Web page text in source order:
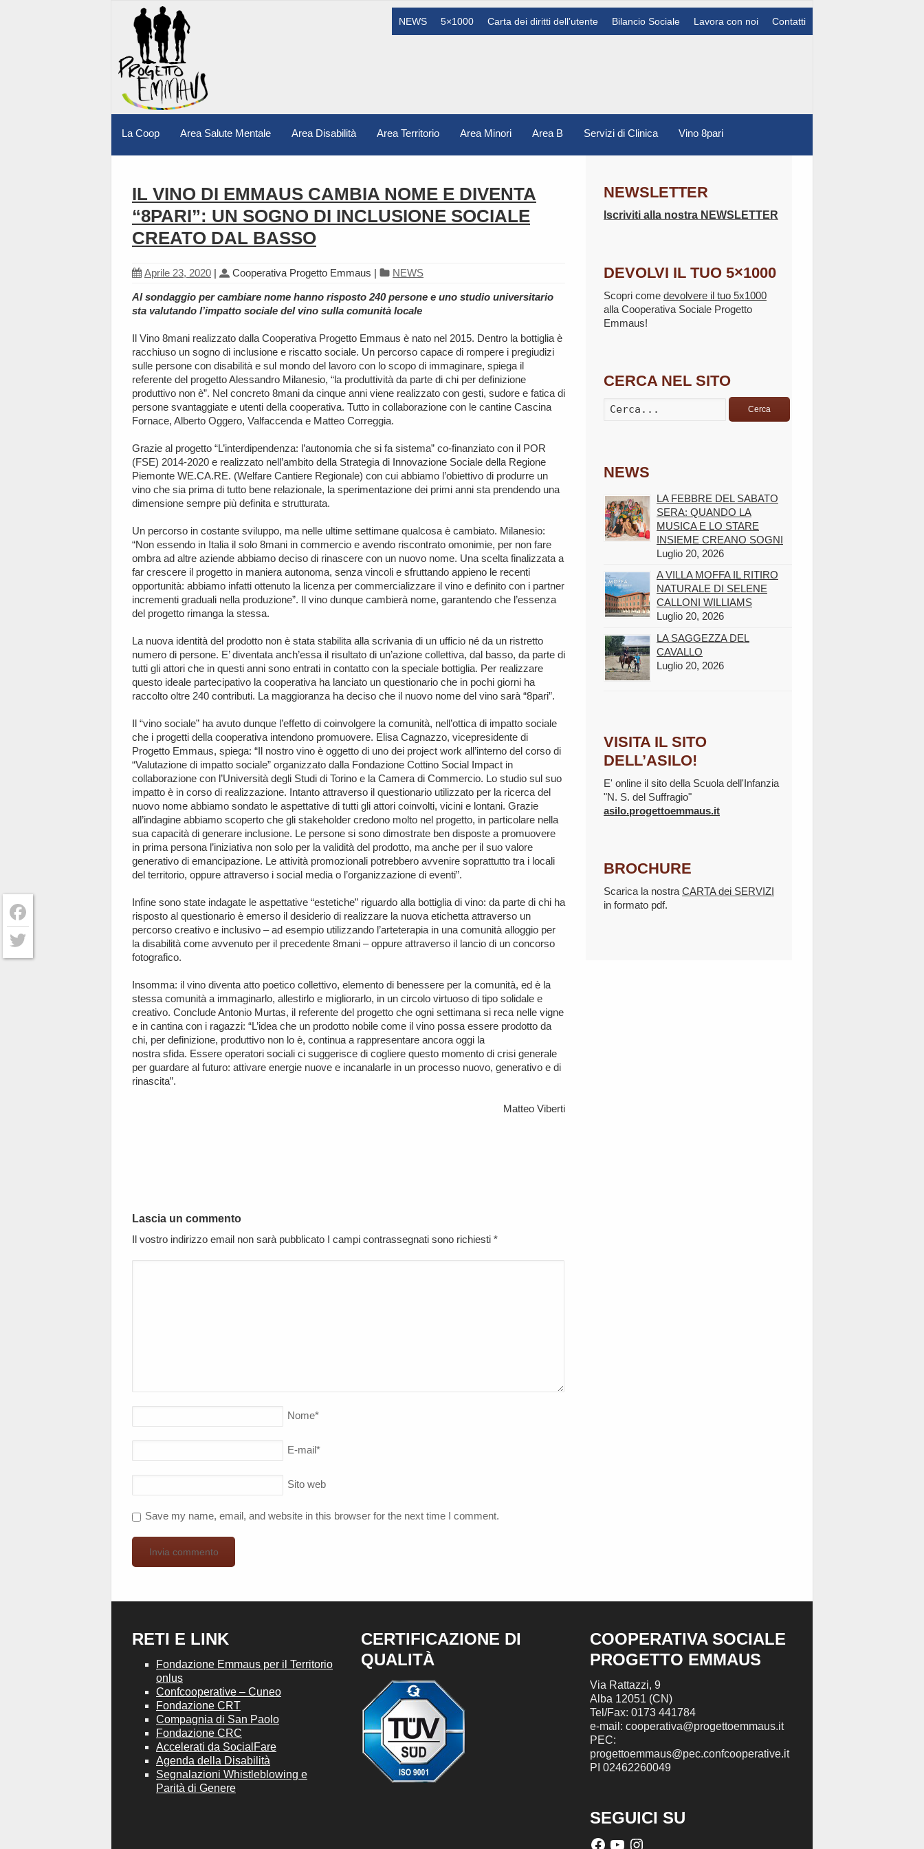
Contatti
Lavora con noi
Bilancio Sociale
Carta dei diritti dell’utente
5×1000
NEWS
La Coop Area Salute Mentale Area Disabilità Area Territorio Area Minori Area B Servizi di Clinica Vino 8pari
IL VINO DI EMMAUS CAMBIA NOME E DIVENTA
“8PARI”: UN SOGNO DI INCLUSIONE SOCIALE
CREATO DAL BASSO
Aprile 23, 2020 | Cooperativa Progetto Emmaus | NEWS
Al sondaggio per cambiare nome hanno risposto 240 persone e uno studio universitario
sta valutando l’impatto sociale del vino sulla comunità locale
Il Vino 8mani realizzato dalla Cooperativa Progetto Emmaus è nato nel 2015. Dentro la bottiglia è
racchiuso un sogno di inclusione e riscatto sociale. Un percorso capace di rompere i pregiudizi
sulle persone con disabilità e sul mondo del lavoro con lo scopo di immaginare, spiega il
referente del progetto Alessandro Milanesio, “la produttività da parte di chi per definizione
produttivo non è”. Nel concreto 8mani da cinque anni viene realizzato con gesti, sudore e fatica di
persone svantaggiate e utenti della cooperativa. Tutto in collaborazione con le cantine Cascina
Fornace, Alberto Oggero, Valfaccenda e Matteo Correggia.
Grazie al progetto “L’interdipendenza: l’autonomia che si fa sistema” co-finanziato con il POR
(FSE) 2014-2020 e realizzato nell’ambito della Strategia di Innovazione Sociale della Regione
Piemonte WE.CA.RE. (Welfare Cantiere Regionale) con cui abbiamo l’obiettivo di produrre un
vino che sia prima di tutto bene relazionale, la sperimentazione dei primi anni sta prendendo una
dimensione sempre più definita e strutturata.
Un percorso in costante sviluppo, ma nelle ultime settimane qualcosa è cambiato. Milanesio:
“Non essendo in Italia il solo 8mani in commercio e avendo riscontrato omonimie, per non fare
ombra ad altre aziende abbiamo deciso di rinascere con un nuovo nome. Una scelta finalizzata a
far crescere il progetto in maniera autonoma, senza vincoli e sfruttando appieno le recenti
opportunità: abbiamo infatti ottenuto la licenza per commercializzare il vino e definito con i partner
incrementi graduali nella produzione”. Il vino dunque cambierà nome, garantendo che l’essenza
del progetto rimanga la stessa.
La nuova identità del prodotto non è stata stabilita alla scrivania di un ufficio né da un ristretto
numero di persone. E’ diventata anch’essa il risultato di un’azione collettiva, dal basso, da parte di
tutti gli attori che in questi anni sono entrati in contatto con la speciale bottiglia. Per realizzare
questo ideale partecipativo la cooperativa ha lanciato un questionario che in pochi giorni ha
raccolto oltre 240 contributi. La maggioranza ha deciso che il nuovo nome del vino sarà “8pari”.
Il “vino sociale” ha avuto dunque l’effetto di coinvolgere la comunità, nell’ottica di impatto sociale
che i progetti della cooperativa intendono promuovere. Elisa Cagnazzo, vicepresidente di
Progetto Emmaus, spiega: “Il nostro vino è oggetto di uno dei project work all’interno del corso di
“Valutazione di impatto sociale” organizzato dalla Fondazione Cottino Social Impact in
collaborazione con l’Università degli Studi di Torino e la Camera di Commercio. Lo studio sul suo
impatto è in corso di realizzazione. Intanto attraverso il questionario utilizzato per la ricerca del
nuovo nome abbiamo sondato le aspettative di tutti gli attori coinvolti, vicini e lontani. Grazie
all’indagine abbiamo scoperto che gli stakeholder credono molto nel progetto, in particolare nella
sua capacità di generare inclusione. Le persone si sono dimostrate ben disposte a promuovere
in prima persona l’iniziativa non solo per la validità del prodotto, ma anche per il suo valore
generativo di emancipazione. Le attività promozionali potrebbero avvenire soprattutto tra i locali
del territorio, oppure attraverso i social media o l’organizzazione di eventi”.
Infine sono state indagate le aspettative “estetiche” riguardo alla bottiglia di vino: da parte di chi ha
risposto al questionario è emerso il desiderio di realizzare la nuova etichetta attraverso un
percorso creativo e inclusivo – ad esempio utilizzando l’arteterapia in una comunità alloggio per
la disabilità come avvenuto per il precedente 8mani – oppure attraverso il lancio di un concorso
fotografico.
Insomma: il vino diventa atto poetico collettivo, elemento di benessere per la comunità, ed è la
stessa comunità a immaginarlo, allestirlo e migliorarlo, in un circolo virtuoso di tipo solidale e
creativo. Conclude Antonio Murtas, il referente del progetto che ogni settimana si reca nelle vigne
e in cantina con i ragazzi: “L’idea che un prodotto nobile come il vino possa essere prodotto da
chi, per definizione, produttivo non lo è, continua a rappresentare ancora oggi la
nostra sfida. Essere operatori sociali ci suggerisce di cogliere questo momento di crisi generale
per guardare al futuro: attivare energie nuove e incanalarle in un processo nuovo, generativo e di
rinascita”.
Matteo Viberti
Lascia un commento
Il vostro indirizzo email non sarà pubblicato I campi contrassegnati sono richiesti *
Nome*
E-mail*
Sito web
Save my name, email, and website in this browser for the next time I comment.
NEWSLETTER
Iscriviti alla nostra NEWSLETTER
DEVOLVI IL TUO 5×1000
Scopri come devolvere il tuo 5x1000
alla Cooperativa Sociale Progetto
Emmaus!
CERCA NEL SITO
Cerca
NEWS
LA FEBBRE DEL SABATO
SERA: QUANDO LA
MUSICA E LO STARE
INSIEME CREANO SOGNI
Luglio 20, 2026
A VILLA MOFFA IL RITIRO
NATURALE DI SELENE
CALLONI WILLIAMS
Luglio 20, 2026
LA SAGGEZZA DEL
CAVALLO
Luglio 20, 2026
VISITA IL SITO
DELL’ASILO!
E' online il sito della Scuola dell'Infanzia
"N. S. del Suffragio"
asilo.progettoemmaus.it
BROCHURE
Scarica la nostra CARTA dei SERVIZI
in formato pdf.
RETI E LINK
Fondazione Emmaus per il Territorio
onlus
Confcooperative – Cuneo
Fondazione CRT
Compagnia di San Paolo
Fondazione CRC
Accelerati da SocialFare
Agenda della Disabilità
Segnalazioni Whistleblowing e
Parità di Genere
CERTIFICAZIONE DI
QUALITÀ
COOPERATIVA SOCIALE
PROGETTO EMMAUS
Via Rattazzi, 9
Alba 12051 (CN)
Tel/Fax: 0173 441784
e-mail: cooperativa@progettoemmaus.it
PEC:
progettoemmaus@pec.confcooperative.it
PI 02462260049
SEGUICI SU
Facebook
Twitter